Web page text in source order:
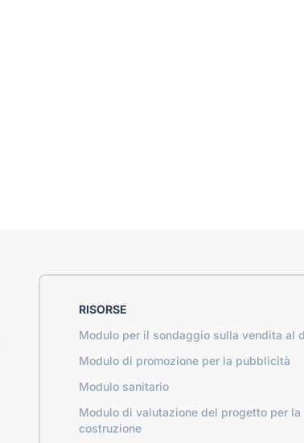
RISORSE
Modulo per il sondaggio sulla vendita al
Modulo di promozione per la pubblicità
Modulo sanitario
Modulo di valutazione del progetto per la
costruzione